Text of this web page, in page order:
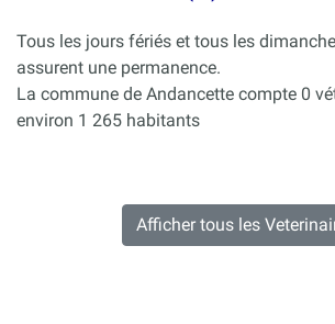
Tous les jours fériés et tous les
assurent une permanence.
La commune de Andancette compte 0
environ 1 265 habitants
Afficher tous les